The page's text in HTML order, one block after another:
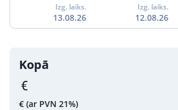
Izg. laiks.
13.08.26
Izg. laiks.
12.08.26
Kopā
€ (ar PVN 21%)